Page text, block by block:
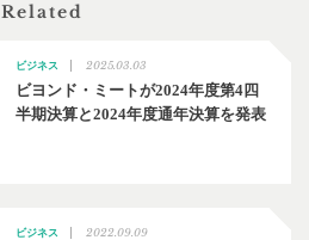
Related
ビジネス 2025.03.03
ビヨンド・ミートが2024年度第4四
半期決算と2024年度通年決算を発表
ビジネス 2022.09.09